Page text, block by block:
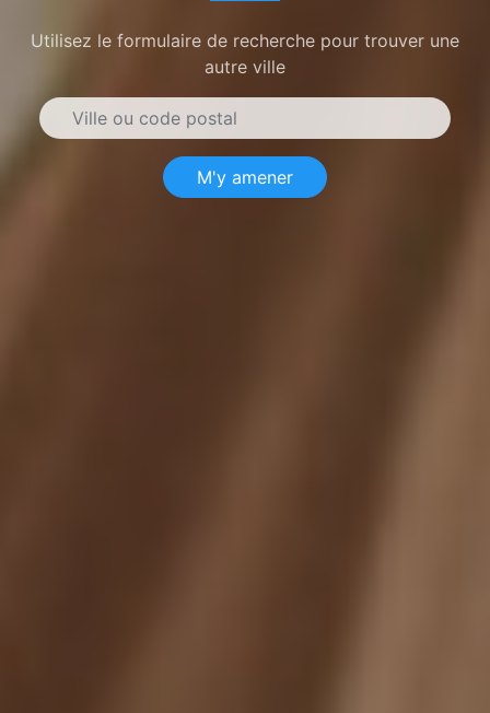
Utilisez le formulaire de recherche pour trouver une
autre ville
M'y amener